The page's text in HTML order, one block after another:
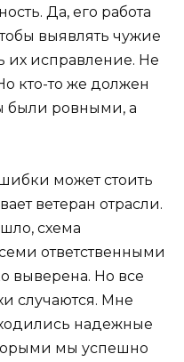
Да, его работа
выявлять чужие
их исправление. Не
кто-то же должен
были ровными, а
может стоить
ветеран отрасли.
схема
ответственными
выверена. Но все
случаются. Мне
надежные
мы успешно